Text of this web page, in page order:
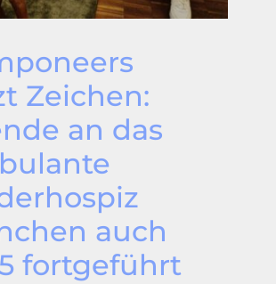
Zeichen:
an das
auch
fortgeführt